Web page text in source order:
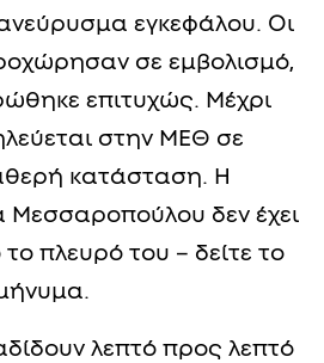
εγκεφάλου. Οι
σε εμβολισμό,
επιτυχώς. Μέχρι
στην ΜΕΘ σε
κατάσταση. Η
Μεσσαροπούλου δεν έχει
πλευρό του – δείτε το
λεπτό προς λεπτό